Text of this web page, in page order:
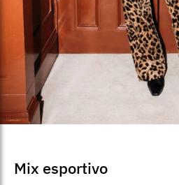
Mix esportivo